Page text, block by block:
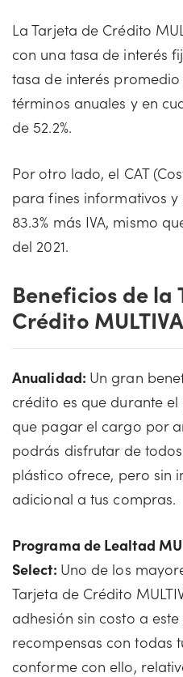
La Tarjeta de Crédito
con una tasa de interés
tasa de interés
términos anuales y en
de 52.2%.
Por otro lado, el CAT
para fines informativos
83.3% más IVA, mismo
del 2021.
Beneficios de la
Crédito
Anualidad: Un gran
crédito es que durante
que pagar el cargo por
podrás disfrutar de
plástico ofrece, pero sin
adicional a tus compras.
Programa de Lealtad
Select: Uno de los
Tarjeta de Crédito
adhesión sin costo a
recompensas con todas
conforme con ello,